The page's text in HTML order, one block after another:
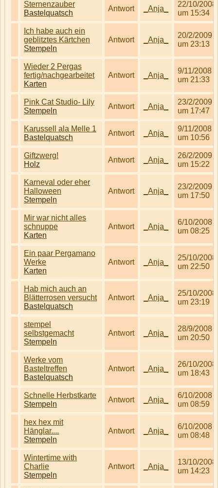
Sternenzauber
Bastelquatsch
Antwort _Anja_
22/10/2008
um 15:34
Ich habe auch ein
geblitztes Kärtchen
Stempeln
Antwort _Anja_
20/2/2009
um 23:13
Wieder 2 Pergas
fertig/nachgearbeitet
Karten
Antwort _Anja_
9/11/2008
um 21:33
Pink Cat Studio- Lily
Stempeln
Antwort _Anja_
23/2/2009
um 17:47
Karussell ala Melle 1
Bastelquatsch
Antwort _Anja_
9/11/2008
um 10:56
Giftzwerg!
Holz
Antwort _Anja_
26/2/2009
um 15:22
Karneval oder eher
Halloween
Stempeln
Antwort _Anja_
23/2/2009
um 17:50
Mir war nicht alles
schnuppe
Karten
Antwort _Anja_
6/10/2008
um 08:25
Ein paar Pergamano
Werke
Karten
Antwort _Anja_
25/10/2008
um 22:50
Hab mich auch an
Blätterrosen versucht
Bastelquatsch
Antwort _Anja_
25/10/2008
um 23:19
stempel
selbstgemacht
Stempeln
Antwort _Anja_
28/9/2008
um 20:50
Werke vom
Basteltreffen
Bastelquatsch
Antwort _Anja_
26/10/2008
um 18:43
Schnelle Herbstkarte
Stempeln
Antwort _Anja_
6/10/2008
um 08:59
hex hex mit
Hänglar....
Stempeln
Antwort _Anja_
6/10/2008
um 08:48
Wintertime with
Charlie
Stempeln
Antwort _Anja_
13/10/2008
um 14:23